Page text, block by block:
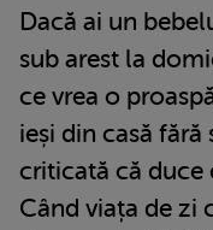
Dacă ai un
sub arest la
ce vrea o
ieși din casă fără
criticată că
Când viața de zi